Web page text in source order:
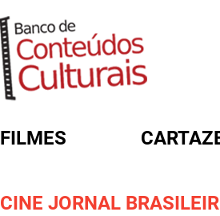
FILMES
CINE JORNAL